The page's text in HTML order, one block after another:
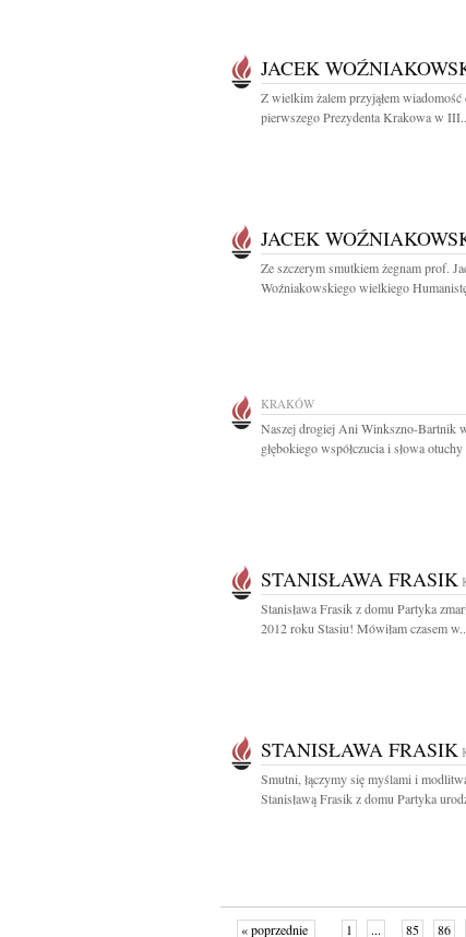
JACEK
Z wielkim żalem przyjąłem wiadomość
pierwszego Prezydenta Krakowa w
JACEK
Ze szczerym smutkiem żegnam prof.
Woźniakowskiego wielkiego
KRAKÓW
Naszej drogiej Ani Winkszno-Bartnik
głębokiego współczucia i słowa
STANISŁAWA FRASIK
Stanisława Frasik z domu Partyka
2012 roku Stasiu! Mówiłam czasem
STANISŁAWA FRASIK
Smutni, łączymy się myślami i
Stanisławą Frasik z domu Partyka
« poprzednie 1 ... 85 86